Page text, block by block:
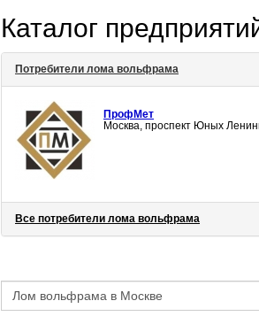
Каталог
Потребители лома вольфрама
ПрофМет
Москва, проспект Юных
Все потребители лома вольфрама